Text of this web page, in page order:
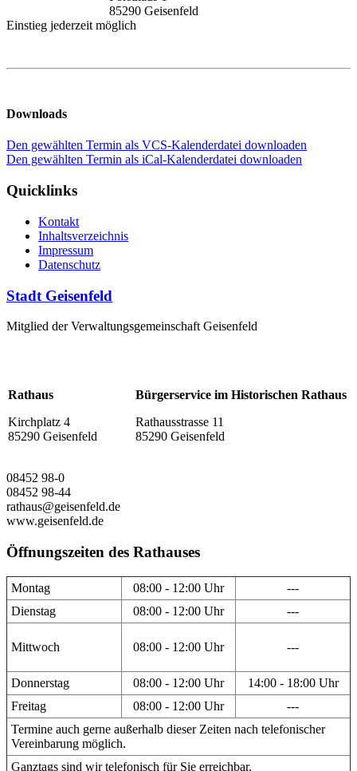
85290 Geisenfeld
Einstieg jederzeit möglich
Downloads
Den gewählten Termin als VCS-Kalenderdatei downloaden
Den gewählten Termin als iCal-Kalenderdatei downloaden
Quicklinks
Kontakt
Inhaltsverzeichnis
Impressum
Datenschutz
Stadt Geisenfeld
Mitglied der Verwaltungsgemeinschaft Geisenfeld
Rathaus
Kirchplatz 4
85290 Geisenfeld
Bürgerservice im Historischen Rathaus
Rathausstrasse 11
85290 Geisenfeld
08452 98-0
08452 98-44
rathaus@geisenfeld.de
www.geisenfeld.de
Öffnungszeiten des Rathauses
Montag 08:00 - 12:00 Uhr
---
Dienstag
08:00 - 12:00 Uhr ---
Mittwoch 08:00 - 12:00 Uhr ---
Donnerstag 08:00 - 12:00 Uhr
14:00 - 18:00 Uhr
Freitag
08:00 - 12:00 Uhr
---
Termine auch gerne außerhalb dieser Zeiten nach telefonischer
Vereinbarung möglich.
Ganztags sind wir telefonisch für Sie erreichbar.